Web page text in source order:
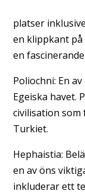
platser
en klippkant
en
Poliochni: En
Egeiska havet.
civilisation
Turkiet.
Hephaistia:
en av öns
inkluderar ett